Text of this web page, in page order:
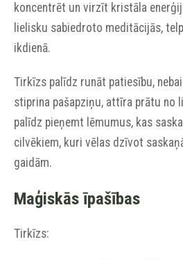
koncentrēt un virzīt kristāla
lielisku sabiedroto meditācijās,
ikdienā.
Tirkīzs palīdz runāt patiesību,
stiprina pašapziņu, attīra prātu no
palīdz pieņemt lēmumus, kas
cilvēkiem, kuri vēlas dzīvot
gaidām.
Maģiskās īpašības
Tirkīzs: